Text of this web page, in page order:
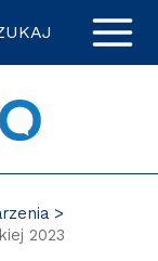
2023